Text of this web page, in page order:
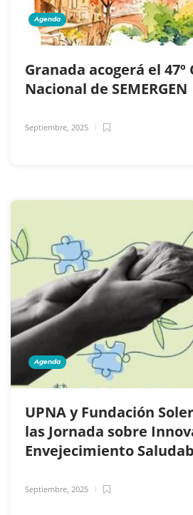
Agenda
Granada acogerá el 47º
Nacional de SEMERGEN
Septiembre, 2025
Agenda
UPNA y Fundación
las Jornada sobre
Envejecimiento
Septiembre, 2025